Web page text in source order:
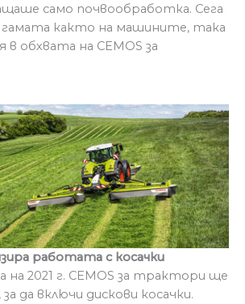
само почвообработка. Сега
гамата както на машините, така
в обхвата на CEMOS за
работата с косачки
2021 г. CEMOS за трактори ще
да включи дискови косачки.